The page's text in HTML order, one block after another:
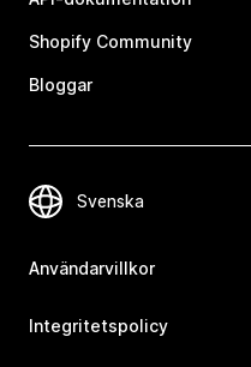
Shopify Community
Bloggar
Användarvillkor
Integritetspolicy